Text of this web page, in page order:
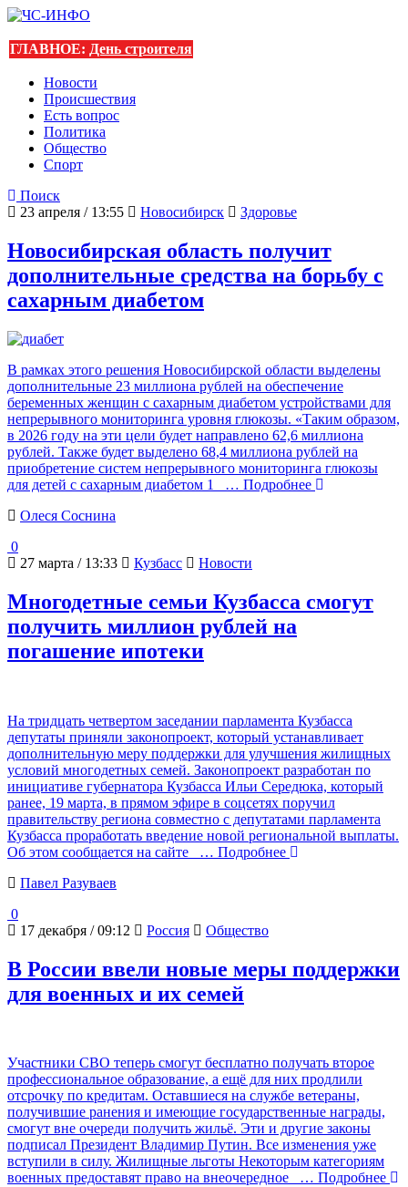
ГЛАВНОЕ: День строителя
Новости
Происшествия
Есть вопрос
Политика
Общество
Спорт
Поиск
23 апреля / 13:55
Новосибирск Здоровье
Новосибирская область получит
дополнительные средства на борьбу с
сахарным диабетом
В рамках этого решения Новосибирской области выделены
дополнительные 23 миллиона рублей на обеспечение
беременных женщин с сахарным диабетом устройствами для
непрерывного мониторинга уровня глюкозы. «Таким образом,
в 2026 году на эти цели будет направлено 62,6 миллиона
рублей. Также будет выделено 68,4 миллиона рублей на
приобретение систем непрерывного мониторинга глюкозы
для детей с сахарным диабетом 1
… Подробнее
Олеся Соснина
0
27 марта / 13:33
Кузбасс Новости
Многодетные семьи Кузбасса смогут
получить миллион рублей на
погашение ипотеки
На тридцать четвертом заседании парламента Кузбасса
депутаты приняли законопроект, который устанавливает
дополнительную меру поддержки для улучшения жилищных
условий многодетных семей. Законопроект разработан по
инициативе губернатора Кузбасса Ильи Середюка, который
ранее, 19 марта, в прямом эфире в соцсетях поручил
правительству региона совместно с депутатами парламента
Кузбасса проработать введение новой региональной выплаты.
Об этом сообщается на сайте
… Подробнее
Павел Разуваев
0
17 декабря / 09:12
Россия Общество
В России ввели новые меры поддержки
для военных и их семей
Участники СВО теперь смогут бесплатно получать второе
профессиональное образование, а ещё для них продлили
отсрочку по кредитам. Оставшиеся на службе ветераны,
получившие ранения и имеющие государственные награды,
смогут вне очереди получить жильё. Эти и другие законы
подписал Президент Владимир Путин. Все изменения уже
вступили в силу. Жилищные льготы Некоторым категориям
военных предоставят право на внеочередное
… Подробнее